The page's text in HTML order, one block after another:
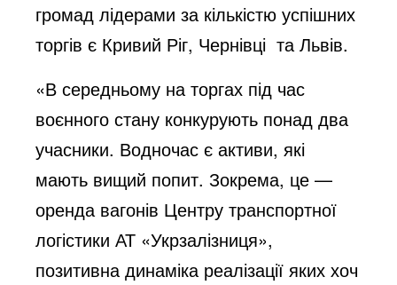
громад лідерами за кількістю успішних
торгів є Кривий Ріг, Чернівці та Львів.
«В середньому на торгах під час
воєнного стану конкурують понад два
учасники. Водночас є активи, які
мають вищий попит. Зокрема, це —
оренда вагонів Центру транспортної
логістики АТ «Укрзалізниця»,
позитивна динаміка реалізації яких хоч